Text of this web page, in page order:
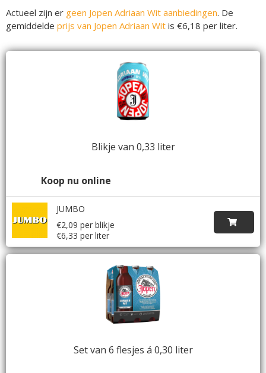
Actueel zijn er geen Jopen Adriaan Wit aanbiedingen. De
gemiddelde prijs van Jopen Adriaan Wit is €6,18 per liter.
Blikje van 0,33 liter
Koop nu online
JUMBO
€2,09 per blikje
€6,33 per liter
Set van 6 flesjes á 0,30 liter